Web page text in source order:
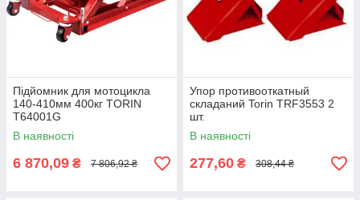
Підйомник для мотоцикла
140-410мм 400кг TORIN
T64001G
В наявності
6 870,09 ₴ 7 806,92 ₴
Упор противооткатный
складаний Torin TRF3553 2
шт.
В наявності
277,60 ₴ 308,44 ₴